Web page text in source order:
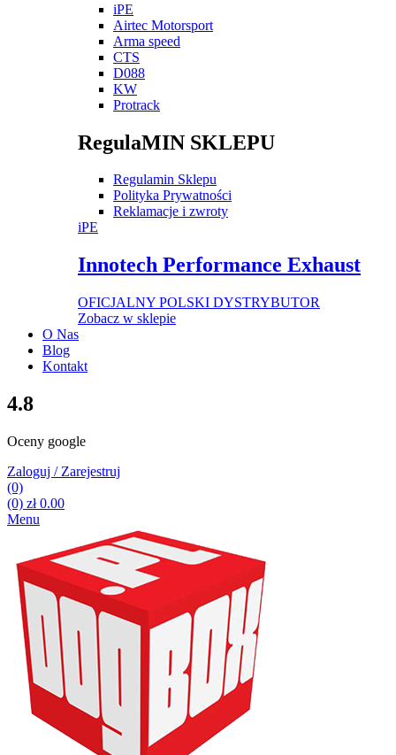
iPE
Airtec Motorsport
Arma speed
CTS
D088
KW
Protrack
RegulaMIN SKLEPU
Regulamin Sklepu
Polityka Prywatności
Reklamacje i zwroty
iPE
Innotech Performance Exhaust
OFICJALNY POLSKI DYSTRYBUTOR
Zobacz w sklepie
O Nas
Blog
Kontakt
4.8
Oceny google
Zaloguj / Zarejestruj
(0)
(0) zł0.00
Menu